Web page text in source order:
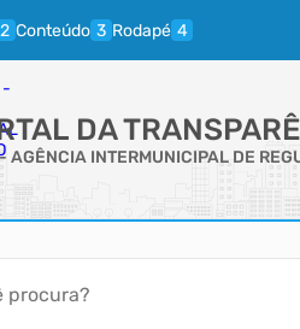
Conteúdo Rodapé
DA
AGÊNCIA INTERMUNICIPAL DE